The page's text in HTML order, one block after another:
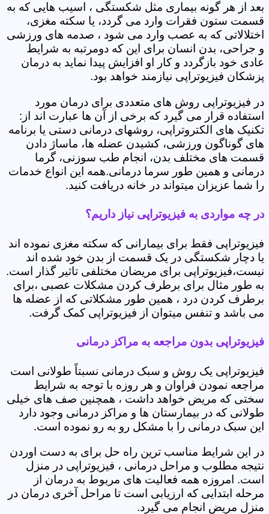
بعد از هر گونه بیماری مثل شکستگی ، اسیب هایی که به
قسمت ستون فقرات وارد می گردد، یا سکته مغزی،
اختلالاتی که به عصب وارد می شود ، صدمه های ورزشی
و جراحی، بدن انسان برای این که دومرتبه به شرایط
عادی خود بازگردد و کار او افزایش پیدا نماید به درمان
پزشکان فیزیوتراپی نیازمند خواهد بود.
در فیزیوتراپی روش های متعددی برای درمان مورد
استفاده قرار می گیرد که برخی از آن ها عبارت اند از:
تکنیک های الکتروتراپی، روشهای درمانی دستی یا برنامه
های گوناگون ورزشی، کشیدن عضله ها، ماساژ دادن
قسمت های مختلف بدن، انجام طب سوزنی، گرما
درمانی و همین طور سرما درمانی.همه این انواع خدمات
را شما عزیزان میتواند در خانه دریافت کنید.
در چه مواردی به فیزیوتراپی نیاز داریم؟
فیزیوتراپی فقط برای بیمارانی که سکته مغزی نموده اند
یا دچار شکستگی در یک قسمت از بدن خود شده اند
نیست،فیزیوتراپی برای مریضان مختلفی تاثیر گذار است.
به طور مثال برای برطرف کردن مشکلات عصبی ،برای
برطرف کردن درد ، همین طور مشکلاتی که از عضله ها
می باشد و تنفس میتوان از فیزیوتراپی کمک گرفت.
فیزیوتراپی بدون مراجعه به مراکز درمانی
فیزیوتراپی یک روش و سبک درمانی نسبتاً طولانی است
مراجعه نمودن فراوان و هر روزه با توجه به شرایط
سختی که مریض خواهد داشت ، همچنین صف های خیلی
طولانی که در بیمارستان ها و مراکز درمانی وجود دارد
این سبک درمانی را با مشکل رو به رو نموده است.
در این شرایط مناسب ترین راه حل برای به دست اوردن
نتیجه مطلوب و مراحل درمانی ، فیزیوتراپی در منزل
است. امروزه همه فعالیت های مربوط به درمان از
مرحله ابتدایی که ارزیابی است تا مراحل آخری درمان در
منزل مریض انجام می گیرد.